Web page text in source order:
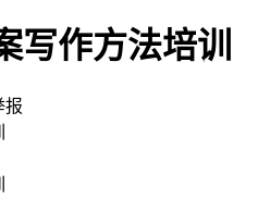
写作方法培训
报